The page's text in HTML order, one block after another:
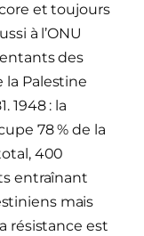
et toujours
à l’ONU
des
la Palestine
1948 : la
78 % de la
400
entraînant
mais
résistance est